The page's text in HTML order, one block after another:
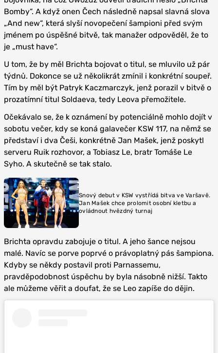
Bomby“. A když onen Čech následně napsal slavná slova
„And new“, která slyší novopečení šampioni před svým
jménem po úspěšné bitvě, tak manažer odpověděl, že to
je „must have“.
U tom, že by měl Brichta bojovat o titul, se mluvilo už pár
týdnů. Dokonce se už několikrát zmínil i konkrétní soupeř.
Tím by měl být Patryk Kaczmarczyk, jenž porazil v bitvě o
prozatímní titul Soldaeva, tedy Leova přemožitele.
Očekávalo se, že k oznámení by potenciálně mohlo dojít v
sobotu večer, kdy se koná galavečer KSW 117, na němž se
představí i dva Češi, konkrétně Jan Mašek, jenž poskytl
serveru Ruik rozhovor, a Tobiasz Le, bratr Tomáše Le
Syho. A skutečně se tak stalo.
Snový debut v KSW vystřídá bitva ve Varšavě.
Jan Mašek chce prolomit osobní kletbu a
ovládnout hvězdný turnaj
Brichta opravdu zabojuje o titul. A jeho šance nejsou
malé. Navíc se porve poprvé o právoplatný pás šampiona.
Kdyby se někdy postavil proti Parnassemu,
pravděpodobnost úspěchu by byla násobně nižší. Takto
ale můžeme věřit a doufat, že se Leo zapíše do dějin.